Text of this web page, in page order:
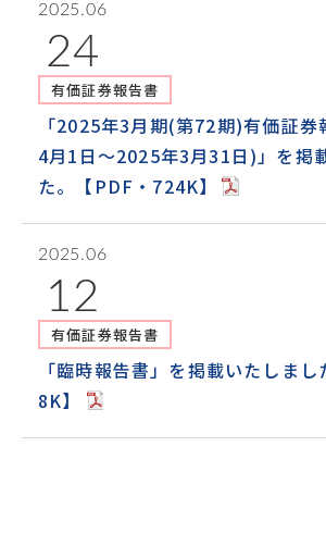
2025.06
24
有価証券報告書
「2025年3月期(第72期)有価証
4月1日～2025年3月31日)」を掲
た。【PDF・724K】
2025.06
12
有価証券報告書
「臨時報告書」を掲載いたしま
8K】